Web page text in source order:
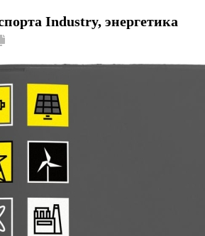
Industry, энергетика